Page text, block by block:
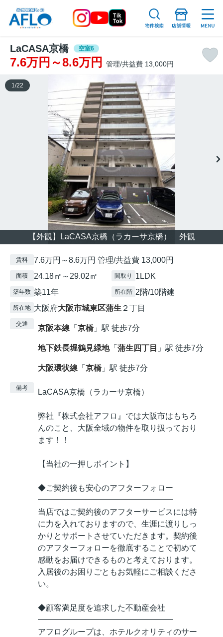
LaCASA京橋 空室6
7.6万円～8.6万円 管理/共益費 13,000円
【外観】LaCASA京橋（ラカーサ京橋） 外観
1 /22
賃料 7.6万円～8.6万円 管理/共益費 13,000円
面積 24.18㎡～29.02㎡ 間取り 1LDK
築年数 築11年 所在階 2階/10階建
所在地 大阪府大阪市城東区蒲生 ２丁目
交通 京阪本線 「 京橋」駅 徒歩7分
地下鉄長堀鶴見緑地「 蒲生四丁目 」駅 徒歩7分
大阪環状線 「 京橋」駅 徒歩7分
備考 LaCASA京橋（ラカーサ京橋）
弊社『株式会社アフロ』では大阪市はもちろ
んのこと、大阪全域の物件を取り扱っており
ます！！
【当社の一押しポイント】
◆ご契約後も安心のアフターフォロー
━━━━━━━━━━━━━━━━━
当店ではご契約後のアフターサービスには特
に力を入れておりますので、生涯に渡りしっ
かりとサポートさせていただきます。契約後
のアフターフォローを徹底することで初めて
感動をお届けできるものと考えております。
入居後のお困りごともお気軽にご相談くださ
い。
◆顧客満足度を追求した不動産会社
━━━━━━━━━━━━━━━━━
アフログループは、ホテルクオリティのサー